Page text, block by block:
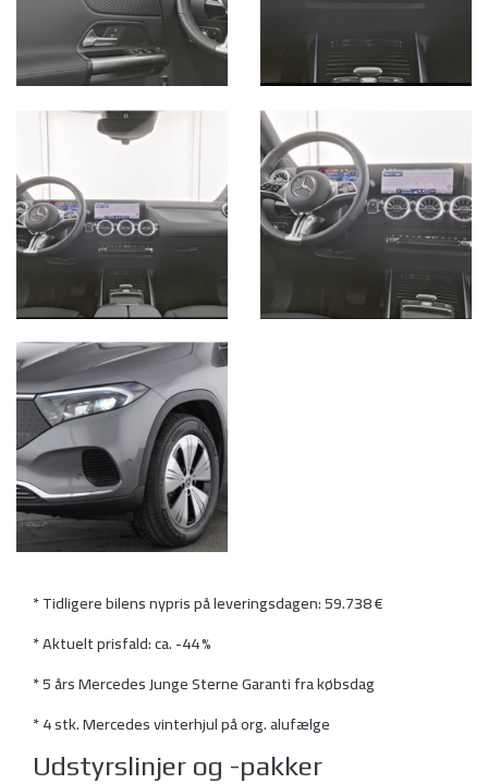
* Tidligere bilens nypris på leveringsdagen: 59.738 €
* Aktuelt prisfald: ca. -44 %
* 5 års Mercedes Junge Sterne Garanti fra købsdag
* 4 stk. Mercedes vinterhjul på org. alufælge
Udstyrslinjer og -pakker